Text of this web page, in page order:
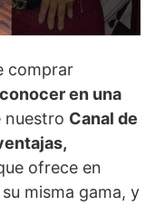
comprar
conocer en una
nuestro Canal de
ofrece en
misma gama, y